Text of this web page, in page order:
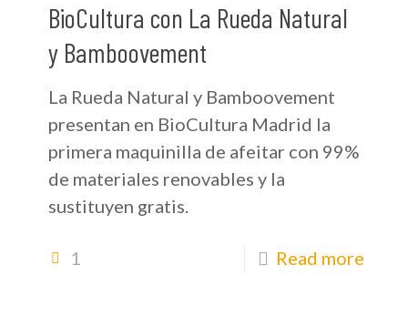
BioCultura con La Rueda Natural
y Bamboovement
La Rueda Natural y Bamboovement
presentan en BioCultura Madrid la
primera maquinilla de afeitar con 99%
de materiales renovables y la
sustituyen gratis.
1 Read more